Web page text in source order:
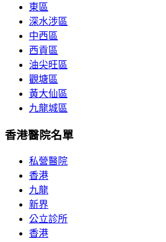
東區
深水涉區
中西區
西貢區
油尖旺區
觀塘區
黃大仙區
九龍城區
香港醫院名單
私營醫院
香港
九龍
新界
公立診所
香港